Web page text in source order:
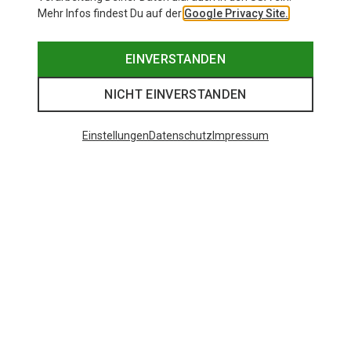
Mehr Infos findest Du auf der Google Privacy Site.
EINVERSTANDEN
NICHT EINVERSTANDEN
EinstellungenDatenschutz Impressum